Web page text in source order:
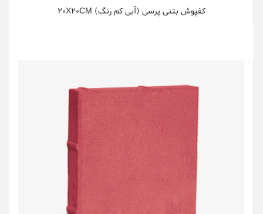
کفپوش بتنی پرسی (آبی کم رنگ) 20X20CM